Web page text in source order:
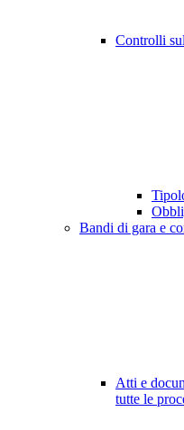
Controlli
Bandi di gara e
Atti e
tutte le